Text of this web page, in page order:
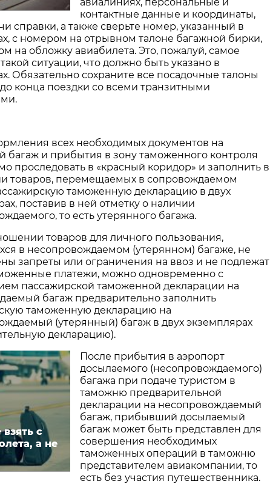
контактные данные и координаты,
справки, а также сверьте номер, указанный в
с номером на отрывном талоне багажной бирки,
на обложку авиабилета. Это, пожалуй, самое
ситуации, что должно быть указано в
Обязательно сохраните все посадочные талоны
конца поездки со всеми транзитными
всех необходимых документов на
багаж и прибытия в зону таможенного контроля
проследовать в «красный коридор» и заполнить в
товаров, перемещаемых в сопровождаемом
таможенную декларацию в двух
поставив в ней отметку о наличии
то есть утерянного багажа.
товаров для личного пользования,
в несопровождаемом (утерянном) багаже, не
запреты или ограничения на ввоз и не подлежат
платежи, можно одновременно с
пассажирской таможенной декларации на
багаж предварительно заполнить
таможенную декларацию на
(утерянный) багаж в двух экземплярах
декларацию).
с
а не
После прибытия в аэропорт
досылаемого (несопровождаемого)
багажа при подаче туристом в
таможню предварительной
декларации на несопровождаемый
багаж, прибывший досылаемый
багаж может быть представлен для
совершения необходимых
таможенных операций в таможню
представителем авиакомпании, то
есть без участия путешественника.